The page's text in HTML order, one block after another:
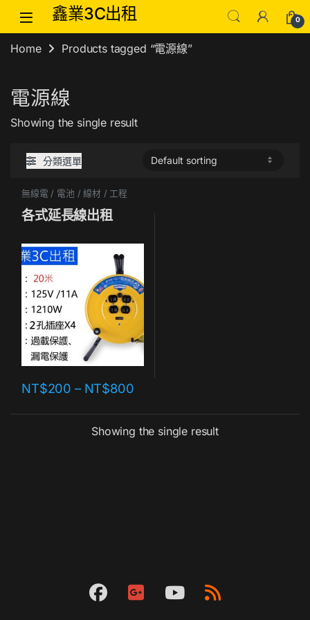
Skip to navigation
Skip to content鑫業3C出租 0
Home Products tagged “電源線”
電源線
Showing the single result
分類選單
無線電 / 電池 / 線材 / 工程
各式延長線出租
NT$200 – NT$800
Showing the single result